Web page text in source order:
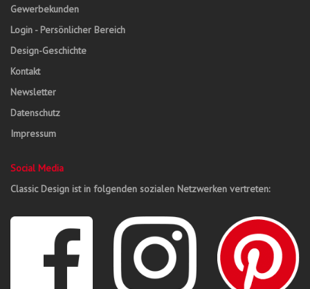
Gewerbekunden
Login - Persönlicher Bereich
Design-Geschichte
Kontakt
Newsletter
Datenschutz
Impressum
Social Media
Classic Design ist in folgenden sozialen Netzwerken vertreten: